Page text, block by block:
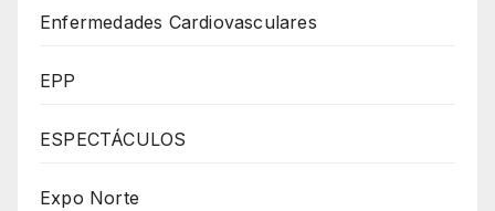
Enfermedades Cardiovasculares
EPP
ESPECTÁCULOS
Expo Norte